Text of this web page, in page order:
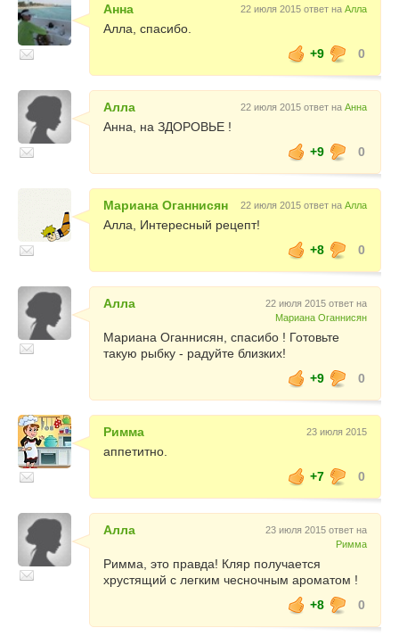
Анна 22 июля 2015 ответ на Алла
Алла, спасибо.
+9
0
Алла 22 июля 2015 ответ на Анна
Анна, на ЗДОРОВЬЕ !
+9
0
Мариана Оганнисян 22 июля 2015 ответ на Алла
Алла, Интересный рецепт!
+8
0
Алла
22 июля 2015 ответ на
Мариана Оганнисян
Мариана Оганнисян, спасибо ! Готовьте
такую рыбку - радуйте близких!
+9
0
Римма 23 июля 2015
аппетитно.
+7
0
Алла
23 июля 2015 ответ на
Римма
Римма, это правда! Кляр получается
хрустящий с легким чесночным ароматом !
+8
0